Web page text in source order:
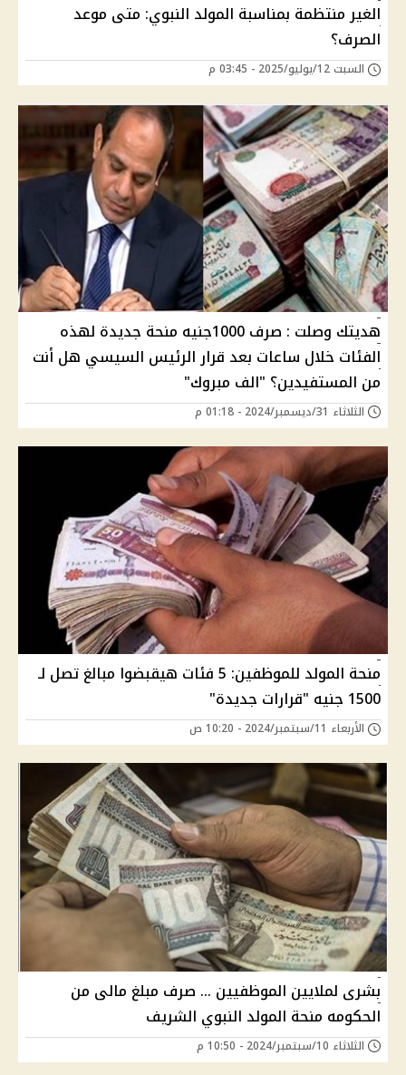
الغير منتظمة بمناسبة المولد النبوي: متى موعد
الصرف؟
السبت 12/يوليو/2025 - 03:45 م
هديتك وصلت : صرف 1000جنيه منحة جديدة لهذه
الفئات خلال ساعات بعد قرار الرئيس السيسي هل أنت
من المستفيدين؟ "الف مبروك"
الثلاثاء 31/ديسمبر/2024 - 01:18 م
منحة المولد للموظفين: 5 فئات هيقبضوا مبالغ تصل لـ
1500 جنيه "قرارات جديدة"
الأربعاء 11/سبتمبر/2024 - 10:20 ص
بشرى لملايين الموظفيين ... صرف مبلغ مالى من
الحكومه منحة المولد النبوي الشريف
الثلاثاء 10/سبتمبر/2024 - 10:50 م